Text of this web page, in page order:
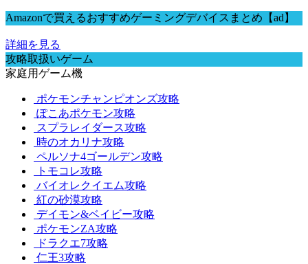
Amazonで買えるおすすめゲーミングデバイスまとめ【ad】
詳細を見る
攻略取扱いゲーム
家庭用ゲーム機
ポケモンチャンピオンズ攻略
ぽこあポケモン攻略
スプラレイダース攻略
時のオカリナ攻略
ペルソナ4ゴールデン攻略
トモコレ攻略
バイオレクイエム攻略
紅の砂漠攻略
デイモン&ベイビー攻略
ポケモンZA攻略
ドラクエ7攻略
仁王3攻略